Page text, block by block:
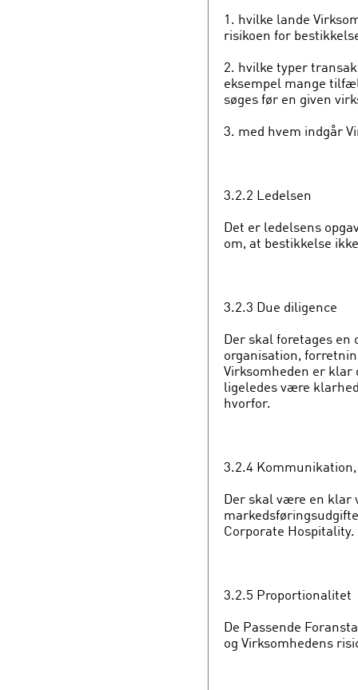
1. hvilke lande
risikoen for
2. hvilke typer
eksempel mange
søges før en given
3. med hvem indgår
3.2.2 Ledelsen
Det er ledelsens
om, at bestikkelse
3.2.3 Due diligence
Der skal foretages en
organisation,
Virksomheden er klar
ligeledes være
hvorfor.
3.2.4
Der skal være en klar
Corporate Hospitality.
3.2.5 Proportionalitet
De Passende
og Virksomhedens